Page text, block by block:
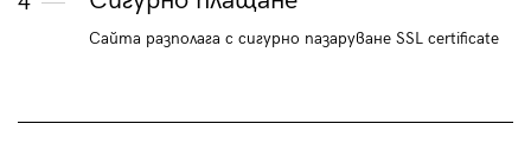
Сайта разполага с сигурно пазаруване SSL certificate